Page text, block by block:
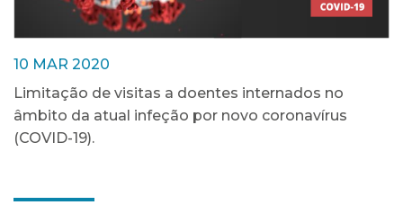
10 MAR 2020
Limitação de visitas a doentes internados no
âmbito da atual infeção por novo coronavírus
(COVID-19).